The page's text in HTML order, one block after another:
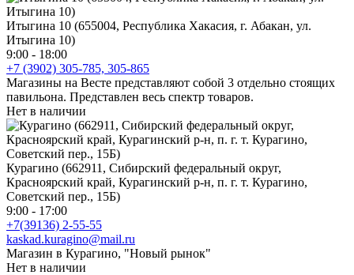
Итыгина 10 (655004, Республика Хакасия, г. Абакан, ул.
Итыгина 10)
9:00 - 18:00
+7 (3902) 305-785, 305-865
Магазины на Весте представляют собой 3 отдельно стоящих
павильона. Представлен весь спектр товаров.
Нет в наличии
Курагино (662911, Сибирский федеральный округ,
Красноярский край, Курагинский р-н, п. г. т. Курагино,
Советский пер., 15Б)
9:00 - 17:00
+7(39136) 2-55-55
kaskad.kuragino@mail.ru
Магазин в Курагино, "Новый рынок"
Нет в наличии